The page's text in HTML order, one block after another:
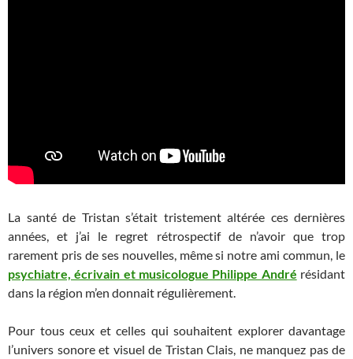
La santé de Tristan s’était tristement altérée ces dernières
années, et j’ai le regret rétrospectif de n’avoir que trop
rarement pris de ses nouvelles, même si notre ami commun, le
psychiatre, écrivain et musicologue Philippe André résidant
dans la région m’en donnait régulièrement.
Pour tous ceux et celles qui souhaitent explorer davantage
l’univers sonore et visuel de Tristan Clais, ne manquez pas de